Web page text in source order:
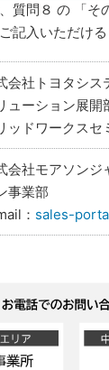
質問８ の 「そ
記入いただけ
会社トヨタシス
ューション展開
ッドワークスセ
会社モアソン
事業部
： sales-